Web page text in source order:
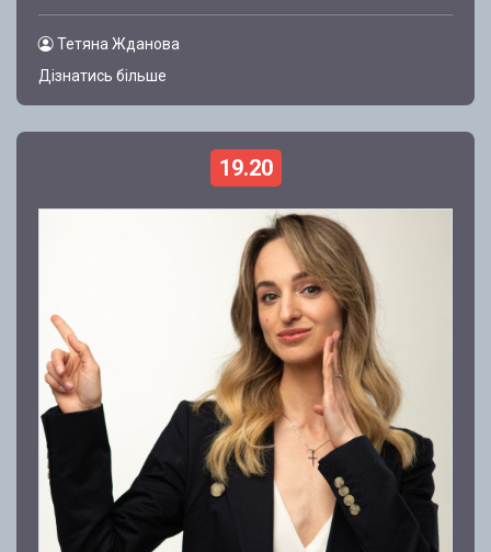
Тетяна Жданова
Дізнатись більше
19.20